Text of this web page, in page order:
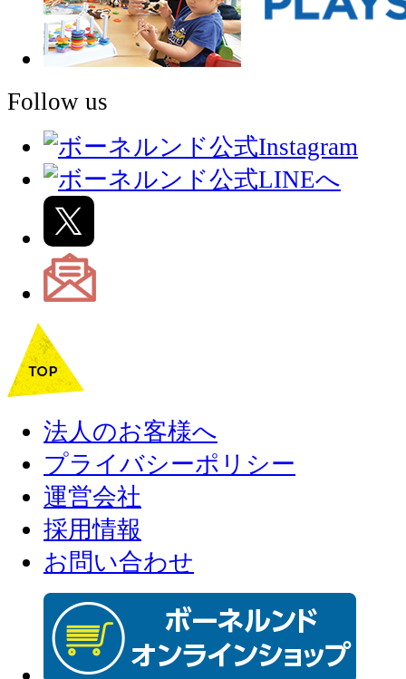
Follow us
法人のお客様へ
プライバシーポリシー
運営会社
採用情報
お問い合わせ